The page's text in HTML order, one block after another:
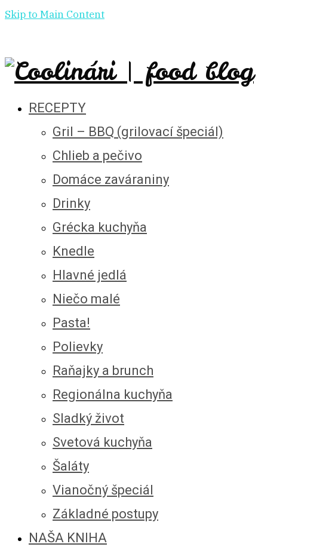
Skip to Main Content
RECEPTY
Gril – BBQ (grilovací špeciál)
Chlieb a pečivo
Domáce zaváraniny
Drinky
Grécka kuchyňa
Knedle
Hlavné jedlá
Niečo malé
Pasta!
Polievky
Raňajky a brunch
Regionálna kuchyňa
Sladký život
Svetová kuchyňa
Šaláty
Vianočný špeciál
Základné postupy
NAŠA KNIHA